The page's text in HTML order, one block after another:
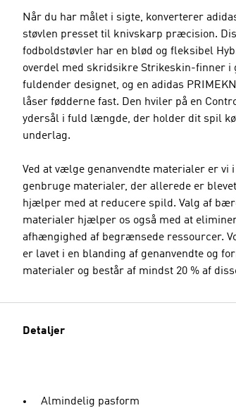
Når du har målet i sigte, konverterer
støvlen presset til knivskarp præcision.
fodboldstøvler har en blød og fleksibel
overdel med skridsikre Strikeskin-finner i
fuldender designet, og en adidas
låser fødderne fast. Den hviler på en
ydersål i fuld længde, der holder dit spil
underlag.
Ved at vælge genanvendte materialer er vi
genbruge materialer, der allerede er
hjælper med at reducere spild. Valg af
materialer hjælper os også med at
afhængighed af begrænsede ressourcer.
er lavet i en blanding af genanvendte og
materialer og består af mindst 20 % af
Detaljer
Almindelig pasform